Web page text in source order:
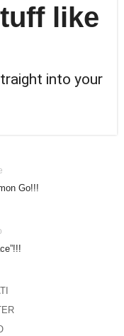
like
into your
Go!!!